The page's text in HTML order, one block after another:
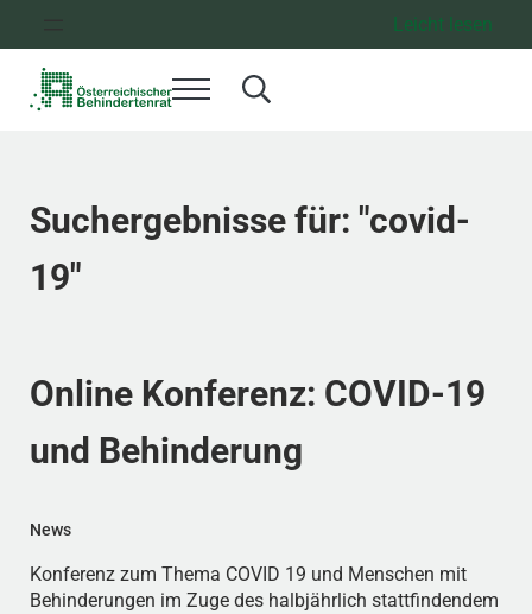
Leicht lesen
Menü Search...
Suchergebnisse für: "covid-
19"
Online Konferenz: COVID-19
und Behinderung
News
Konferenz zum Thema COVID 19 und Menschen mit
Behinderungen im Zuge des halbjährlich stattfindendem